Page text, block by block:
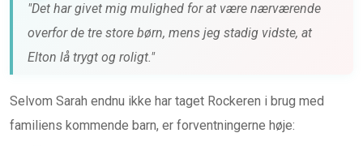
"Det har givet mig mulighed for at være nærværende
overfor de tre store børn, mens jeg stadig vidste, at
Elton lå trygt og roligt."
Selvom Sarah endnu ikke har taget Rockeren i brug med
familiens kommende barn, er forventningerne høje: